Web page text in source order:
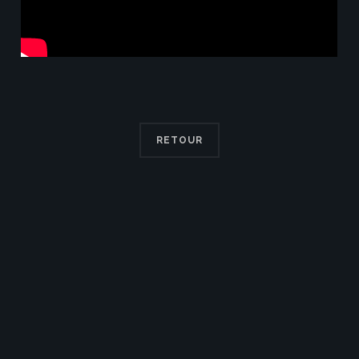
RETOUR